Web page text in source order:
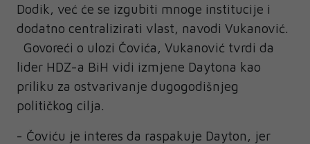
Dodik, već će se izgubiti mnoge institucije i
dodatno centralizirati vlast, navodi Vukanović.
Govoreći o ulozi Čovića, Vukanović tvrdi da
lider HDZ-a BiH vidi izmjene Daytona kao
priliku za ostvarivanje dugogodišnjeg
političkog cilja.
- Čoviću je interes da raspakuje Dayton, jer